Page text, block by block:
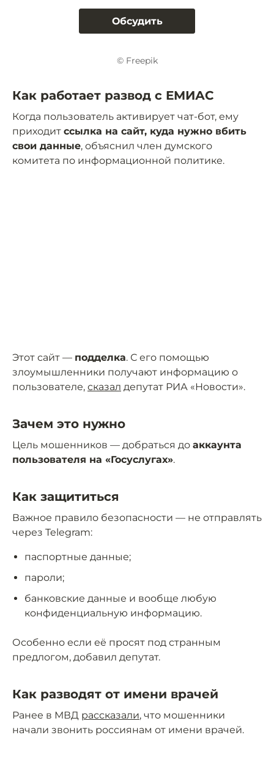
Обсудить
© Freepik
Как работает развод с ЕМИАС
Когда пользователь активирует чат-бот, ему
приходит ссылка на сайт, куда нужно вбить
свои данные, объяснил член думского
комитета по информационной политике.
Этот сайт — подделка. С его помощью
злоумышленники получают информацию о
пользователе, сказал депутат РИА «Новости».
Зачем это нужно
Цель мошенников — добраться до аккаунта
пользователя на «Госуслугах».
Как защититься
Важное правило безопасности — не отправлять
через Telegram:
паспортные данные;
пароли;
банковские данные и вообще любую
конфиденциальную информацию.
Особенно если её просят под странным
предлогом, добавил депутат.
Как разводят от имени врачей
Ранее в МВД рассказали, что мошенники
начали звонить россиянам от имени врачей.